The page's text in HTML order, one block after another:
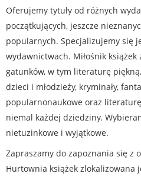
Oferujemy tytuły od różnych
początkujących, jeszcze
popularnych. Specjalizujemy się
wydawnictwach. Miłośnik
gatunków, w tym literaturę
dzieci i młodzieży, kryminały,
popularnonaukowe oraz
niemal każdej dziedziny.
nietuzinkowe i wyjątkowe.
Zapraszamy do zapoznania się z
Hurtownia książek zlokalizowana